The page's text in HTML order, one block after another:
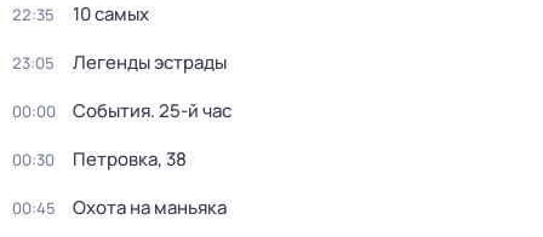
22:35 10 самых
23:05 Легенды эстрады
00:00 События. 25-й час
00:30 Петровка, 38
00:45 Охота на маньяка